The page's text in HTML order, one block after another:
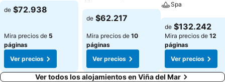
Ver precios
de $72.938
Mira precios de 5
páginas
Ver precios
Ver precios
de $62.217
Mira precios de 10
páginas
Ver precios
Spa
Ver precios
de $132.242
Mira precios de 12
páginas
Ver precios
Ver todos los alojamientos en Viña del Mar